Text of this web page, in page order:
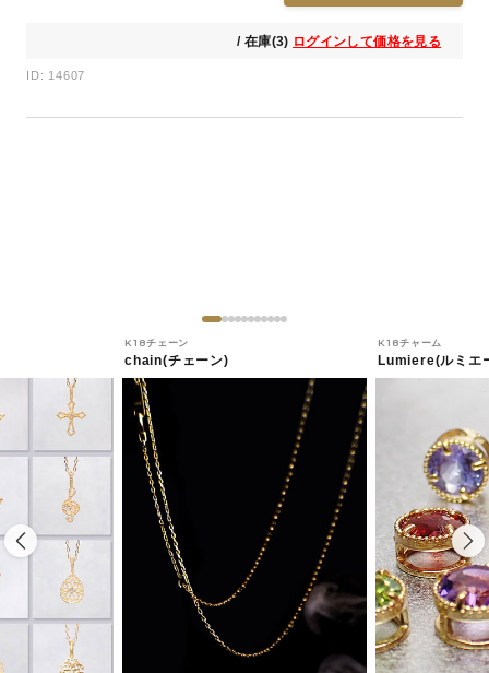
/ 在庫(3) ログインして価格を見る
ID: 14607
K18チェーン
chain(チェーン)
K18チャーム
Lumiere(ルミエ